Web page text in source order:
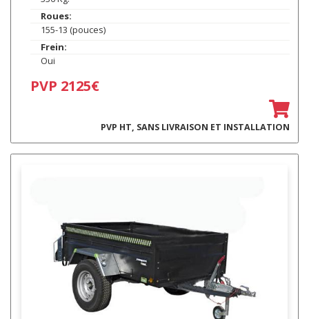
Roues:
155-13 (pouces)
Frein:
Oui
PVP 2125€
PVP HT, SANS LIVRAISON ET INSTALLATION